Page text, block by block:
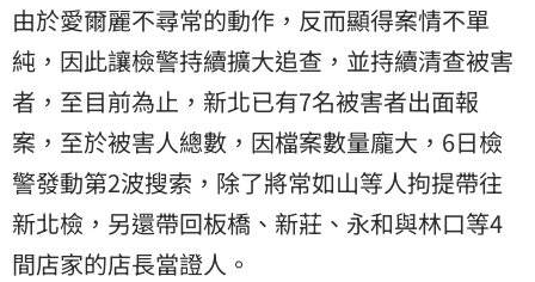
由於愛爾麗不尋常的動作，反而顯得案情不單
純，因此讓檢警持續擴大追查，並持續清查被害
者，至目前為止，新北已有7名被害者出面報
案，至於被害人總數，因檔案數量龐大，6日檢
警發動第2波搜索，除了將常如山等人拘提帶往
新北檢，另還帶回板橋、新莊、永和與林口等4
間店家的店長當證人。